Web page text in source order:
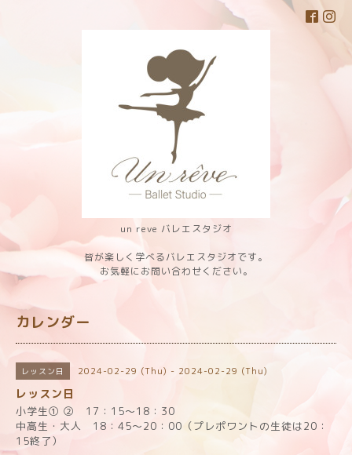
un reve バレエスタジオ
皆が楽しく学べるバレエスタジオです。
お気軽にお問い合わせください。
カレンダー
レッスン日 2024-02-29 (Thu) - 2024-02-29 (Thu)
レッスン日
小学生① ② 17：15～18：30
中高生・大人 18：45～20：00（プレポワントの生徒は20：
15終了）